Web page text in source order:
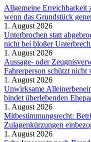
Allgemeine Erreichbarkeit
wenn das Grundstück
1. August 2026
Unterbrochen statt
nicht bei bloßer
1. August 2026
Aussage- oder
Fahrerperson schützt nicht
1. August 2026
Unwirksame
bindet überlebenden
1. August 2026
Mitbestimmungsrecht:
Zulagenkürzungen
1. August 2026